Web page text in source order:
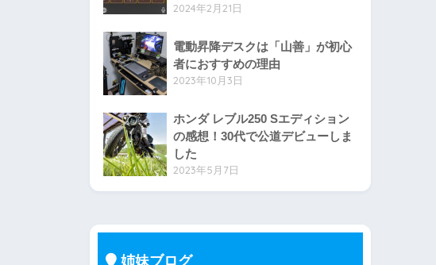
2024年2月21日
電動昇降デスクは「山善」が初心
者におすすめの理由
2023年10月3日
ホンダ レブル250 Sエディション
の感想！30代で公道デビューしま
した
2023年5月7日
姉妹ブログ